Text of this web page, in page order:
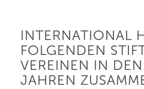
INTERNATIONAL
FOLGENDEN
VEREINEN IN
JAHREN